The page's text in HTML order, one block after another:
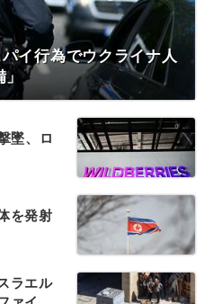
イ行為でウクライナ人
」
墜、ロ
を発射
ラエル